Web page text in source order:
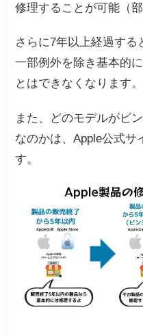
修理することが可能（
さらに7年以上経過する
一部例外を除き基本的
とはできなくなります。
また、どのモデルがビ
なのかは、Apple公式サ
す。